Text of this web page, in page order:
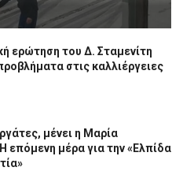
ερώτηση του Δ. Σταμενίτη
στις καλλιέργειες
μένει η Μαρία
επόμενη μέρα για την «Ελπίδα